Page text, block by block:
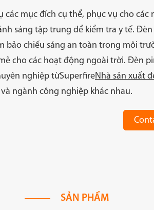
làm việc Đèn
mục đích cụ thể, phục vụ cho
sáng tập trung để kiểm tra y tế.
bảo chiếu sáng an toàn trong môi
cho các hoạt động ngoài trời. Đèn
nghiệp từSuperfireNhà sản xuất
ngành công nghiệp khác nhau.
SẢN PHẨM